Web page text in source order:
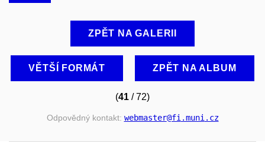
ZPĚT NA GALERII
VĚTŠÍ FORMÁT ZPĚT NA ALBUM
(41 / 72)
Odpovědný kontakt: webmaster@fi.muni.cz